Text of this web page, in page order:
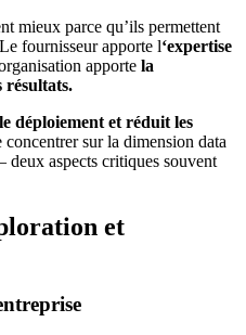
mieux parce qu’ils permettent
fournisseur apporte l‘expertise
apporte la
résultats.
déploiement et réduit les
sur la dimension data
deux aspects critiques souvent
et